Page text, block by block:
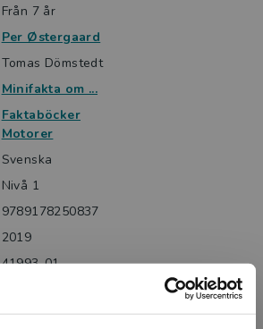
Från 7 år
Per Østergaard
Tomas Dömstedt
Minifakta om ...
Faktaböcker
Motorer
Svenska
Nivå 1
9789178250837
2019
41993-01
28